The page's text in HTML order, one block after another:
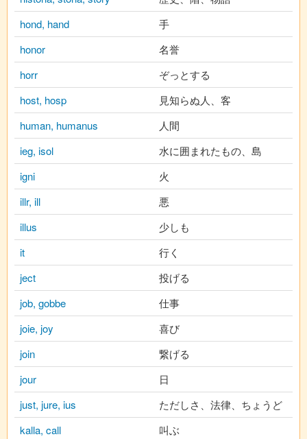
hond, hand
手
honor
名誉
horr
ぞっとする
host, hosp
見知らぬ人、客
human, humanus
人間
ieg, isol
水に囲まれたもの、島
igni
火
illr, ill
悪
illus
少しも
it
行く
ject
投げる
job, gobbe
仕事
joie, joy
喜び
join
繋げる
jour
日
just, jure, ius
ただしさ、法律、ちょうど
kalla, call
叫ぶ